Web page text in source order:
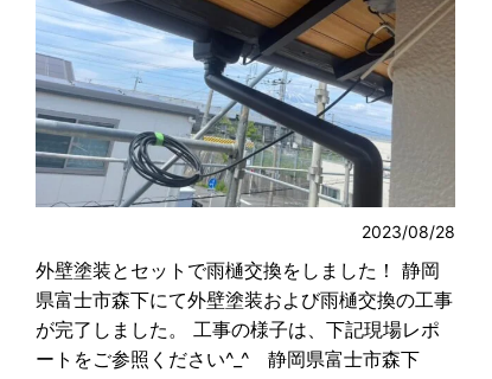
2023/08/28
外壁塗装とセットで雨樋交換をしました！ 静岡
県富士市森下にて外壁塗装および雨樋交換の工事
が完了しました。 工事の様子は、下記現場レポ
ートをご参照ください^_^ 静岡県富士市森下